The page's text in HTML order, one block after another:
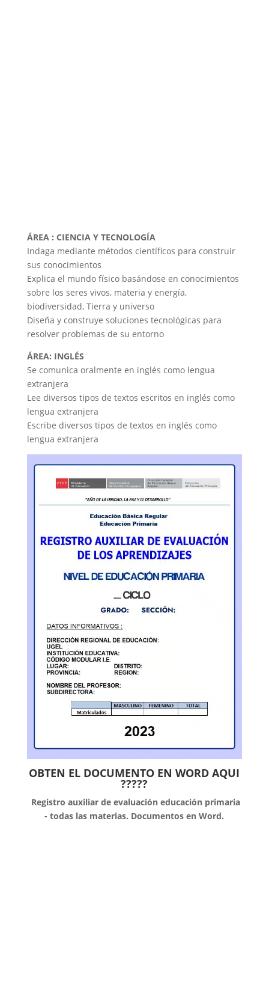
ÁREA : CIENCIA Y TECNOLOGÍA
Indaga mediante métodos científicos para construir
sus conocimientos
Explica el mundo físico basándose en conocimientos
sobre los seres vivos, materia y energía,
biodiversidad, Tierra y universo
Diseña y construye soluciones tecnológicas para
resolver problemas de su entorno
ÁREA: INGLÉS
Se comunica oralmente en inglés como lengua
extranjera
Lee diversos tipos de textos escritos en inglés como
lengua extranjera
Escribe diversos tipos de textos en inglés como
lengua extranjera
OBTEN EL DOCUMENTO EN WORD AQUI
?????
Registro auxiliar de evaluación educación primaria
- todas las materias. Documentos en Word.